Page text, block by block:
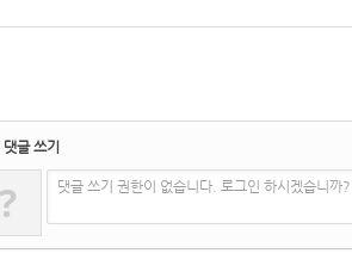
댓글 쓰기
? 댓글 쓰기 권한이 없습니다. 로그인 하시겠습니까?